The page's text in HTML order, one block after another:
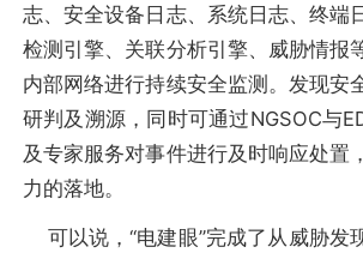
志、安全设备日志、系统日志、终端
检测引擎、关联分析引擎、威胁情报
内部网络进行持续安全监测。发现安
研判及溯源，同时可通过NGSOC与
及专家服务对事件进行及时响应处置
力的落地。
可以说，“电建眼”完成了从威胁发